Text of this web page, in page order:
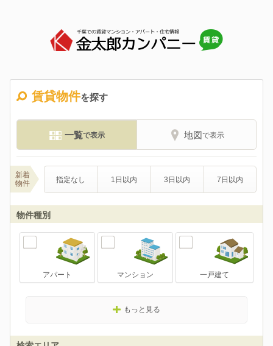
賃貸物件を探す
一覧で表示 地図で表示
新着
物件
指定なし 1日以内 3日以内 7日以内
物件種別
アパート マンション 一戸建て
もっと見る